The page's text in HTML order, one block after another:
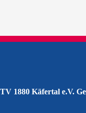
TV 1880 Käfertal e.V.